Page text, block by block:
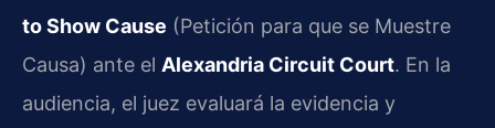
to Show Cause (Petición para que se Muestre
Causa) ante el Alexandria Circuit Court. En la
audiencia, el juez evaluará la evidencia y